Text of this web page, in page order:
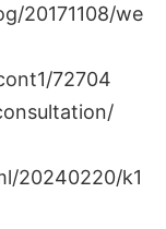
20171108/we
72704
20240220/k1